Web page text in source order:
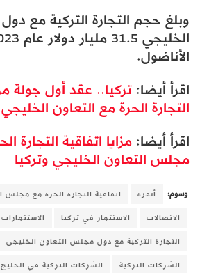
وبلغ حجم التجارة التركية مع
الأناضول.
اقرأ أيضا:تركيا.. عقد أول
التجارة الحرة مع التعاون الخليجي
اقرأ أيضا:مزايا اتفاقية التجارة
مجلس التعاون الخليجي وتركيا
وسوم: أنقرة
اتفاقية التجارة الحرة مع مجلس
الاتصالات
الاستثمار في تركيا
التجارة التركية مع دول مجلس التعاون الخليجي
الشركات التركية
الشركات التركية في